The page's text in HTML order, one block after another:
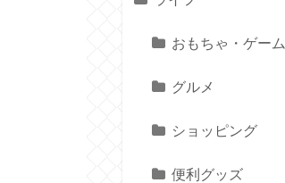
おもちゃ・ゲーム
グルメ
ショッピング
便利グッズ